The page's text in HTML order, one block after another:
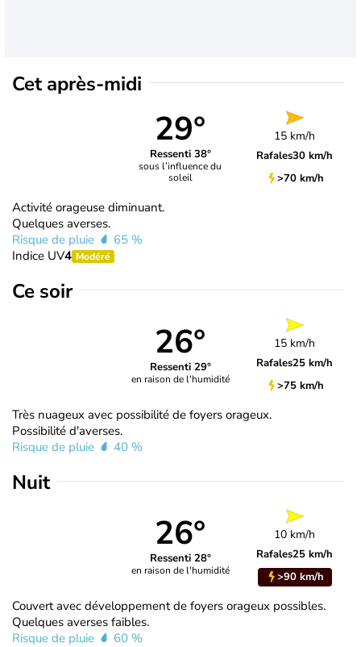
Cet après-midi
29°
Ressenti 38°
sous l’influence du
soleil
15 km/h
Rafales30 km/h
>70 km/h
Activité orageuse diminuant.
Quelques averses.
Risque de pluie
65 %
Indice UV4 Modéré
Ce soir
26°
Ressenti 29°
en raison de l'humidité
15 km/h
Rafales25 km/h
>75 km/h
Très nuageux avec possibilité de foyers orageux.
Possibilité d'averses.
Risque de pluie
40 %
Nuit
26°
Ressenti 28°
en raison de l'humidité
10 km/h
Rafales25 km/h
>90 km/h
Couvert avec développement de foyers orageux possibles.
Quelques averses faibles.
Risque de pluie
60 %